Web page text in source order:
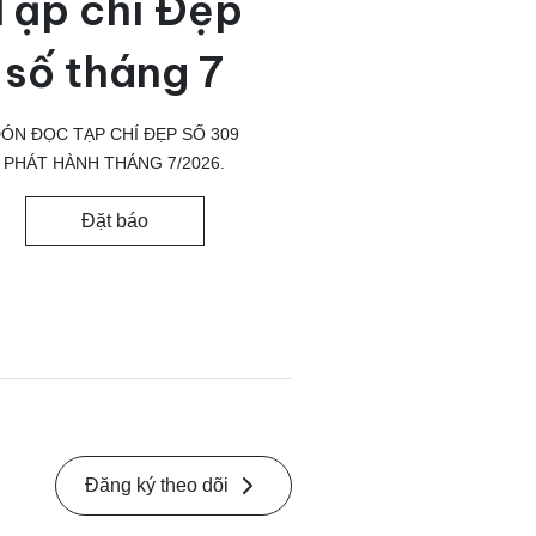
số tháng 7
ĐỌC TẠP CHÍ ĐẸP SỐ 309
PHÁT HÀNH THÁNG 7/2026.
Đặt báo
Đăng ký theo dõi